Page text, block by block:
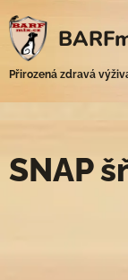
Přirozená zdravá
SNAP